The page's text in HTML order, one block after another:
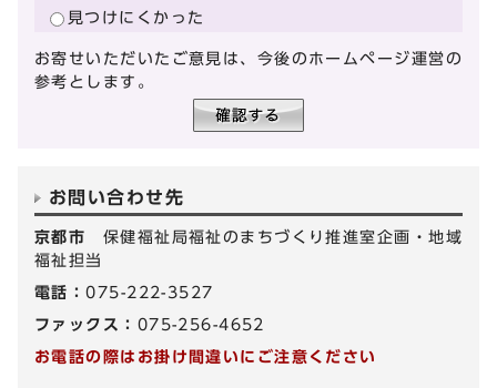
見つけにくかった
お寄せいただいたご意見は、今後のホームページ運営の
参考とします。
お問い合わせ先
京都市 保健福祉局福祉のまちづくり推進室企画・地域
福祉担当
電話：075-222-3527
ファックス： 075-256-4652
お電話の際はお掛け間違いにご注意ください